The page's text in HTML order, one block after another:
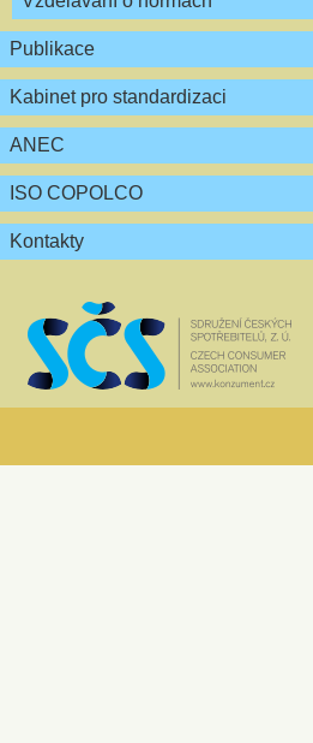
Publikace
Kabinet pro standardizaci
ANEC
ISO COPOLCO
Kontakty